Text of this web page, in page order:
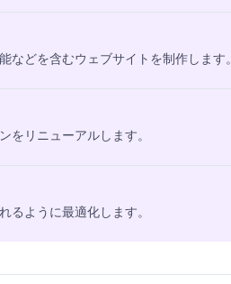
などを含むウェブサイトを制作します。
をリニューアルします。
るように最適化します。